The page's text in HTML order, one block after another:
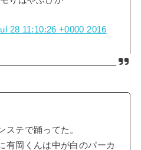
28 11:10:26 +0000 2016
ステで踊ってた。
有岡くんは中が白のパーカ